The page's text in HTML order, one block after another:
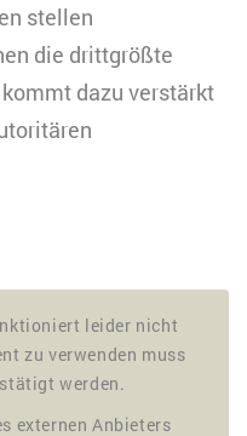
stellen
die drittgrößte
dazu verstärkt
leider nicht
zu verwenden muss
werden.
externen Anbieters